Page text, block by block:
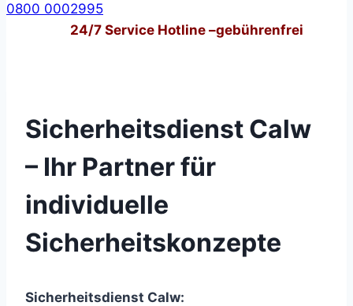
0800 0002995
24/7Service Hotline –gebührenfrei
Sicherheitsdienst Calw
– Ihr Partner für
individuelle
Sicherheitskonzepte
Sicherheitsdienst Calw: